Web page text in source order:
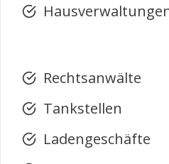
Rechtsanwälte
Tankstellen
Ladengeschäfte